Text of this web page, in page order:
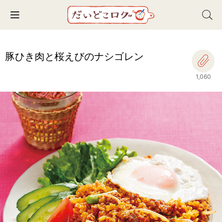
Toggle navigation
豚ひき肉と桜えびのナシゴレン
1,060